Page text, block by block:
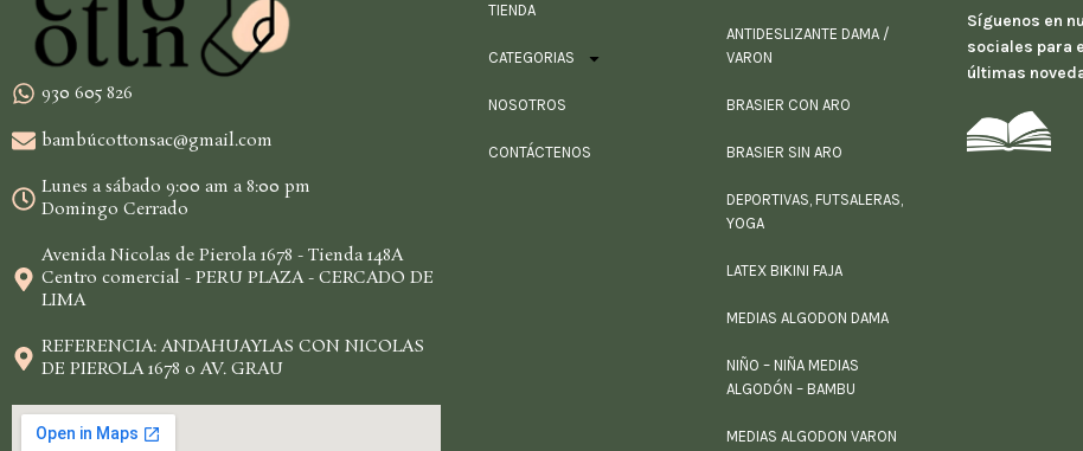
930 605 826
bambúcottonsac@gmail.com
Lunes a sábado 9:00 am a 8:00 pm
Domingo Cerrado
Avenida Nicolas de Pierola 1678 - Tienda 148A
Centro comercial - PERU PLAZA - CERCADO DE
LIMA
REFERENCIA: ANDAHUAYLAS CON NICOLAS
DE PIEROLA 1678 o AV. GRAU
TIENDA
CATEGORIAS
NOSOTROS
CONTÁCTENOS
ANTIDESLIZANTE DAMA /
VARON
BRASIER CON ARO
BRASIER SIN ARO
DEPORTIVAS, FUTSALERAS,
YOGA
LATEX BIKINI FAJA
MEDIAS ALGODON DAMA
NIÑO – NIÑA MEDIAS
ALGODÓN – BAMBU
MEDIAS ALGODON VARON
Síguenos en
sociales para
últimas